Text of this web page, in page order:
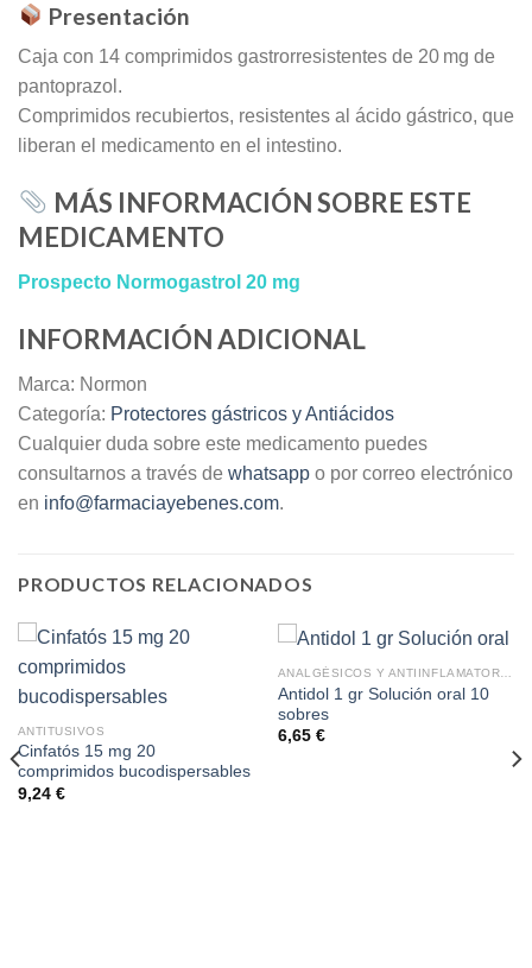
Presentación
Caja con 14 comprimidos gastrorresistentes de 20 mg de
pantoprazol.
Comprimidos recubiertos, resistentes al ácido gástrico, que
liberan el medicamento en el intestino.
MÁS INFORMACIÓN SOBRE ESTE
MEDICAMENTO
Prospecto Normogastrol 20 mg
INFORMACIÓN ADICIONAL
Marca: Normon
Categoría: Protectores gástricos y Antiácidos
Cualquier duda sobre este medicamento puedes
consultarnos a través de whatsapp o por correo electrónico
en info@farmaciayebenes.com.
PRODUCTOS RELACIONADOS
ANTITUSIVOS
Cinfatós 15 mg 20
comprimidos bucodispersables
9,24 €
Antidol 1 gr Solución oral 10
sobres
6,65 €